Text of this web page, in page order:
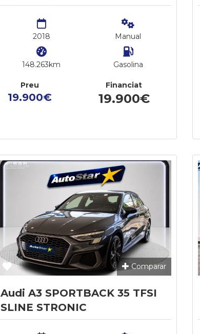
2018
148.263km
Manual
Gasolina
Preu
19.900€
Financiat
19.900€
Comparar
Audi A3 SPORTBACK 35 TFSI
SLINE STRONIC